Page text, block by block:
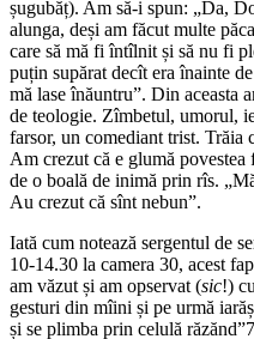
șugubăț). Am să-i spun: „Da,
alunga, deși am făcut multe
care să mă fi întîlnit și să nu fi
puțin supărat decît era înainte
mă lase înăuntru”. Din aceasta
de teologie. Zîmbetul, umorul,
farsor, un comediant trist. Trăia
Am crezut că e glumă
de o boală de inimă prin rîs.
Au crezut că sînt nebun”.
Iată cum notează sergentul de
10-14.30 la camera 30, acest
am văzut și am opservat (sic!)
gesturi din mîini și pe urmă
și se plimba prin celulă